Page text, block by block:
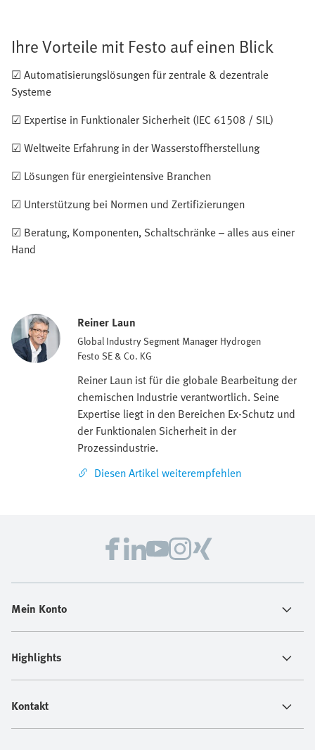
Ihre Vorteile mit Festo auf einen Blick
☑ Automatisierungslösungen für zentrale & dezentrale
Systeme
☑ Expertise in Funktionaler Sicherheit (IEC 61508 / SIL)
☑ Weltweite Erfahrung in der Wasserstoffherstellung
☑ Lösungen für energieintensive Branchen
☑ Unterstützung bei Normen und Zertifizierungen
☑ Beratung, Komponenten, Schaltschränke – alles aus einer
Hand
Reiner Laun
Global Industry Segment Manager Hydrogen
Festo SE & Co. KG
Reiner Laun ist für die globale Bearbeitung der
chemischen Industrie verantwortlich. Seine
Expertise liegt in den Bereichen Ex-Schutz und
der Funktionalen Sicherheit in der
Prozessindustrie.
Diesen Artikel weiterempfehlen
Mein Konto
Highlights
Kontakt